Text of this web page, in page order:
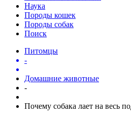
Наука
Породы кошек
Породы собак
Поиск
Питомцы
-
Домашние животные
-
Почему собака лает на весь